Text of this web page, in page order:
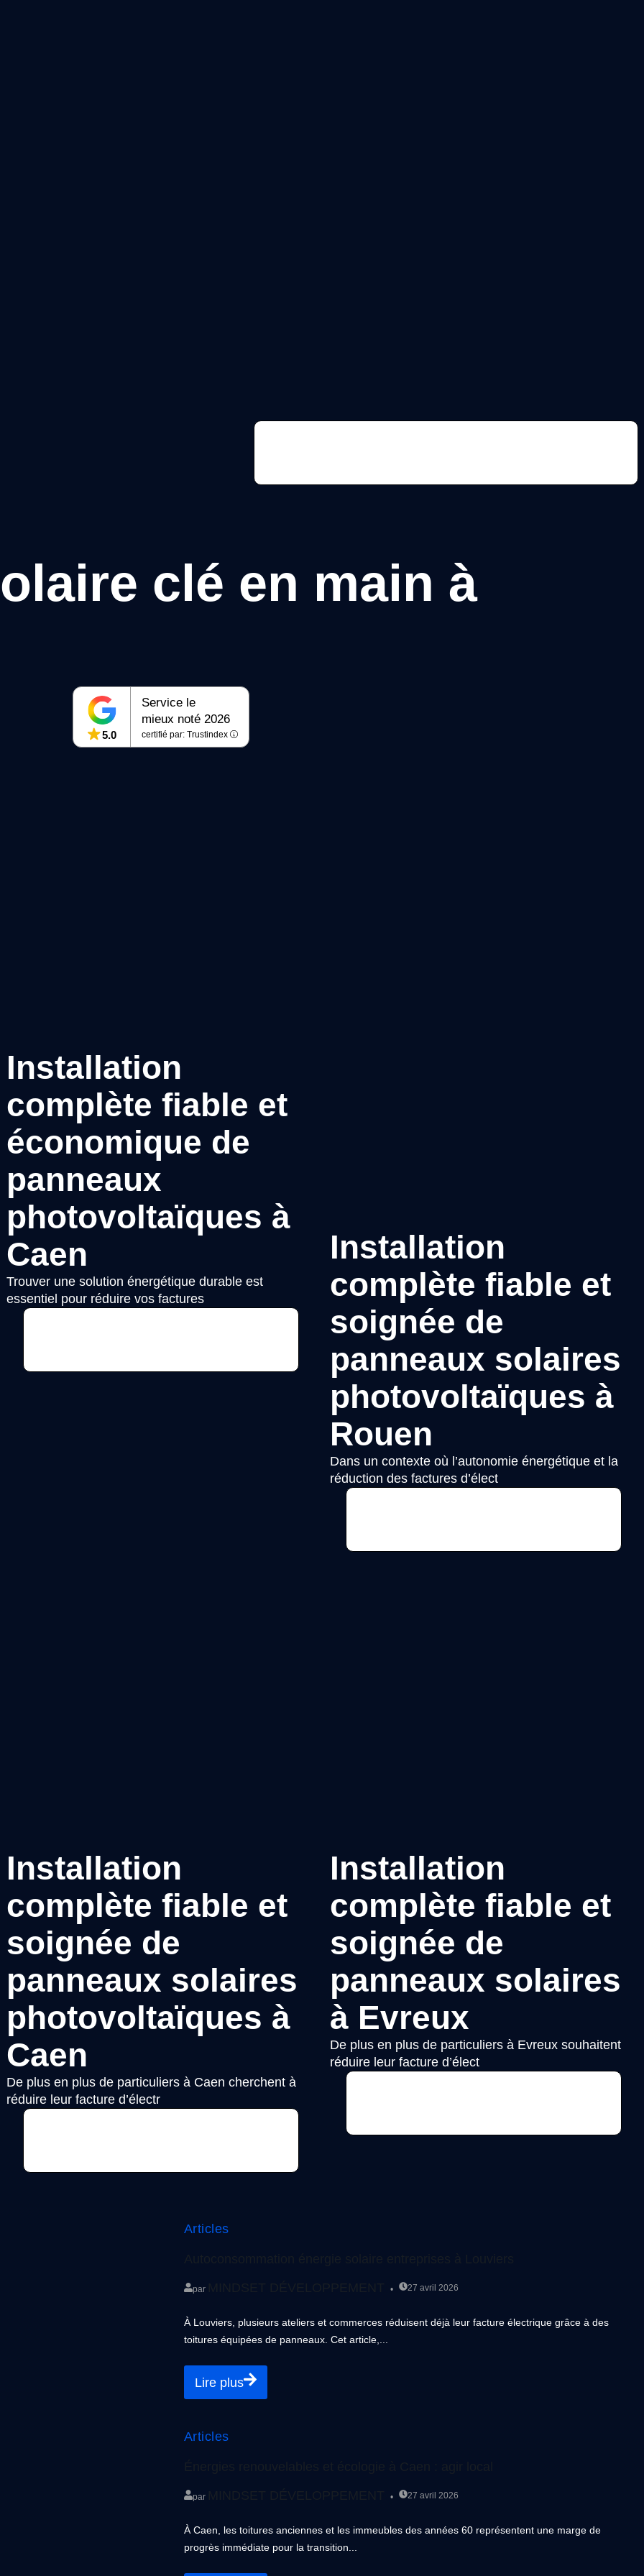
clé en main à
5.0
Service le
mieux noté 2026
certifié par: Trustindex
Installation
complète fiable et
économique de
panneaux
photovoltaïques à
Caen
Trouver une solution énergétique durable est
essentiel pour réduire vos factures
Installation
complète fiable et
soignée de
panneaux solaires
photovoltaïques à
Rouen
Dans un contexte où l’autonomie énergétique et la
réduction des factures d’élect
Installation
complète fiable et
soignée de
panneaux solaires
photovoltaïques à
Caen
De plus en plus de particuliers à Caen cherchent à
réduire leur facture d’électr
Installation
complète fiable et
soignée de
panneaux solaires
à Evreux
De plus en plus de particuliers à Evreux souhaitent
réduire leur facture d’élect
Articles
par 27 avril 2026
À Louviers, plusieurs ateliers et commerces réduisent déjà leur facture électrique grâce à des
toitures équipées de panneaux. Cet article,...
Lire plus
Articles
par 27 avril 2026
À Caen, les toitures anciennes et les immeubles des années 60 représentent une marge de
progrès immédiate pour la transition...